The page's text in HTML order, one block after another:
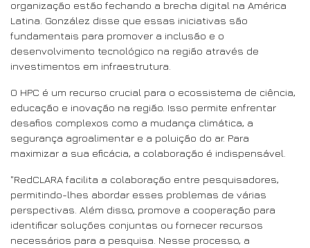
organização estão fechando a brecha digital na América
Latina. González disse que essas iniciativas são
fundamentais para promover a inclusão e o
desenvolvimento tecnológico na região através de
investimentos em infraestrutura.
O HPC é um recurso crucial para o ecossistema de ciência,
educação e inovação na região. Isso permite enfrentar
desafios complexos como a mudança climática, a
segurança agroalimentar e a poluição do ar. Para
maximizar a sua eficácia, a colaboração é indispensável.
"RedCLARA facilita a colaboração entre pesquisadores,
permitindo-lhes abordar esses problemas de várias
perspectivas. Além disso, promove a cooperação para
identificar soluções conjuntas ou fornecer recursos
necessários para a pesquisa. Nesse processo, a